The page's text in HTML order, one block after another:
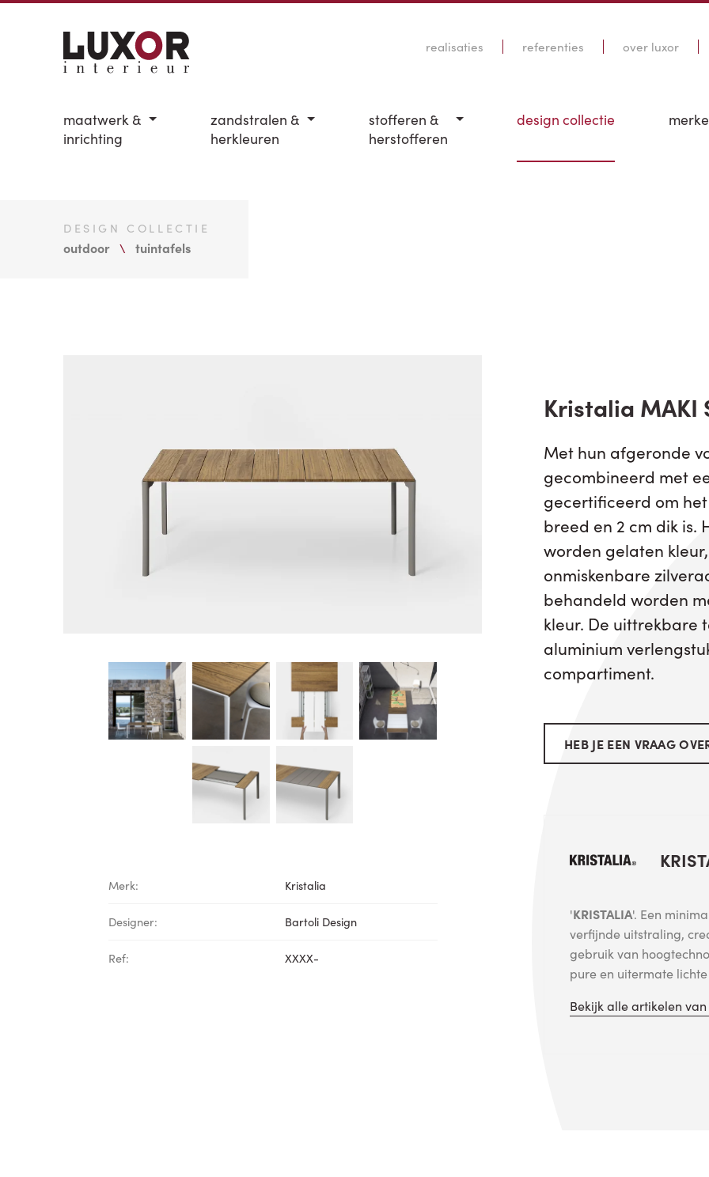
realisaties referenties over luxor
maatwerk &
inrichting
zandstralen &
herkleuren
stofferen &
herstofferen
design collectie
DESIGN COLLECTIE
outdoor tuintafels
Merk: Kristalia
Designer: Bartoli Design
Ref: XXXX-
Kristalia
Met hun afgeronde
gecombineerd met
gecertificeerd om
breed en 2 cm dik is.
worden gelaten
onmiskenbare
behandeld worden
kleur. De uittrekbare
aluminium
compartiment.
HEB JE EEN VRAAG
'KRISTALIA'. Een
verfijnde uitstraling,
gebruik van
pure en uitermate
Bekijk alle artikelen van